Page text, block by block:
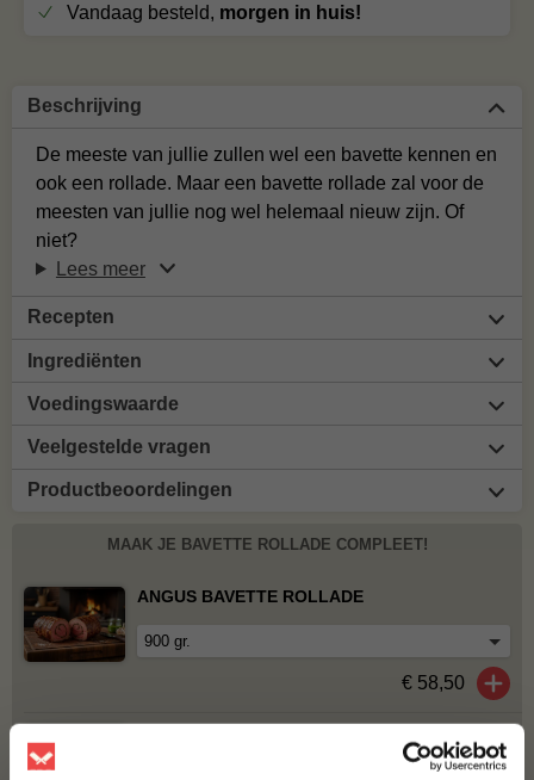
Vandaag besteld, morgen in huis!
Beschrijving
De meeste van jullie zullen wel een bavette kennen en
ook een rollade. Maar een bavette rollade zal voor de
meesten van jullie nog wel helemaal nieuw zijn. Of
niet?
Lees meer
Recepten
Ingrediënten
Voedingswaarde
Veelgestelde vragen
Productbeoordelingen
MAAK JE BAVETTE ROLLADE COMPLEET!
ANGUS BAVETTE ROLLADE
€ 58,50